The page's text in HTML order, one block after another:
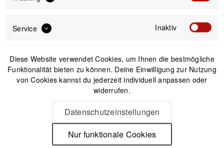
1 5 6
Service Inaktiv
Diese Website verwendet Cookies, um Ihnen die bestmögliche
Funktionalität bieten zu können. Deine Einwilligung zur Nutzung
von Cookies kannst du jederzeit individuell anpassen oder
widerrufen.
Datenschutzeinstellungen
Nur funktionale Cookies